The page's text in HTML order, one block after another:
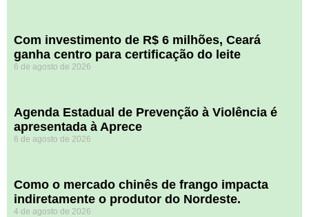
Com investimento de R$ 6 milhões, Ceará
ganha centro para certificação do leite
6 de agosto de 2026
Agenda Estadual de Prevenção à Violência é
apresentada à Aprece
6 de agosto de 2026
​Como o mercado chinês de frango impacta
indiretamente o produtor do Nordeste.
4 de agosto de 2026